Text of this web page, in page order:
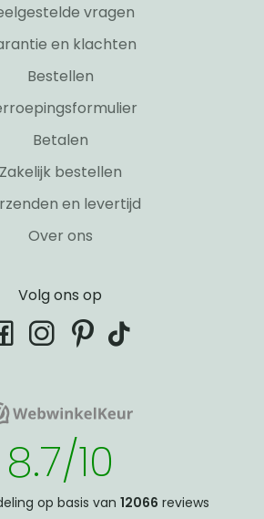
vragen
en klachten
Bestellen
Betalen
Zakelijk bestellen
en levertijd
Over ons
Volg ons op
facebookinstagram
pinterest
tiktok
8.7/10
op basis van 12066 reviews